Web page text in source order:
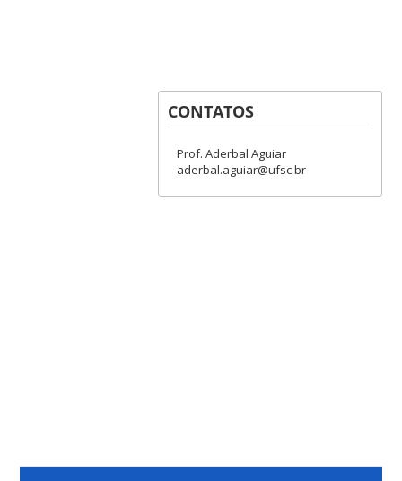
CONTATOS
Prof. Aderbal Aguiar
aderbal.aguiar@ufsc.br